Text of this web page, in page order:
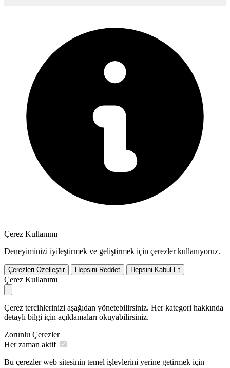
Çerez Kullanımı
Deneyiminizi iyileştirmek ve geliştirmek için çerezler kullanıyoruz.
Çerezleri Özelleştir Hepsini Reddet Hepsini Kabul Et
Çerez Kullanımı
Çerez tercihlerinizi aşağıdan yönetebilirsiniz. Her kategori hakkında
detaylı bilgi için açıklamaları okuyabilirsiniz.
Zorunlu Çerezler
Her zaman aktif
Bu çerezler web sitesinin temel işlevlerini yerine getirmek için